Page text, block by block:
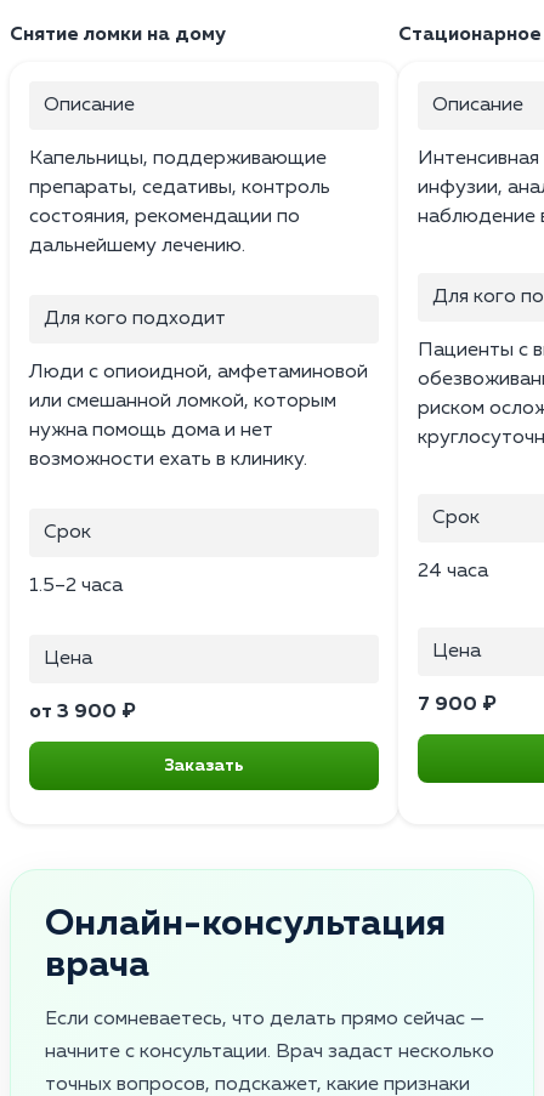
Снятие ломки на дому
Описание
Капельницы, поддерживающие
препараты, седативы, контроль
состояния, рекомендации по
дальнейшему лечению.
Для кого подходит
Люди с опиоидной, амфетаминовой
или смешанной ломкой, которым
нужна помощь дома и нет
возможности ехать в клинику.
Срок
1.5–2 часа
Цена
от 3 900 ₽
Заказать
Стационарное
Описание
инфузии,
наблюдение
Для кого
Пациенты с
риском
Срок
24 часа
Цена
7 900 ₽
Онлайн-консультация
врача
Если сомневаетесь, что делать прямо сейчас —
начните с консультации. Врач задаст несколько
точных вопросов, подскажет, какие признаки